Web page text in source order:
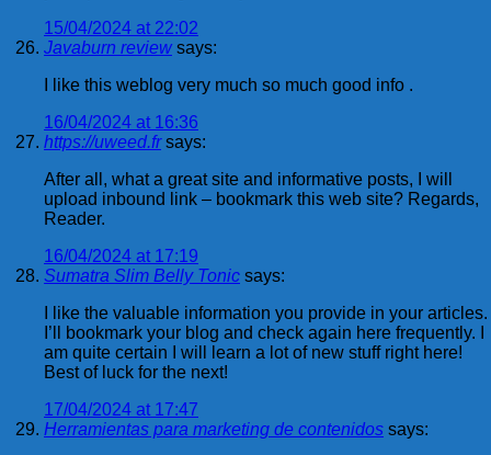
15/04/2024 at 22:02
Javaburn review says:
I like this weblog very much so much good info .
16/04/2024 at 16:36
https://uweed.fr says:
After all, what a great site and informative posts, I will
upload inbound link – bookmark this web site? Regards,
Reader.
16/04/2024 at 17:19
Sumatra Slim Belly Tonic says:
I like the valuable information you provide in your articles.
I’ll bookmark your blog and check again here frequently. I
am quite certain I will learn a lot of new stuff right here!
Best of luck for the next!
17/04/2024 at 17:47
Herramientas para marketing de contenidos says: